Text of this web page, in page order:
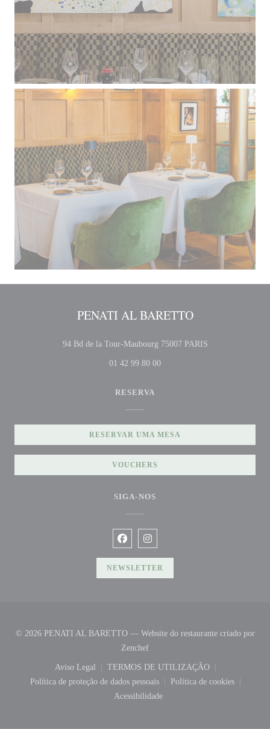
PENATI AL BARETTO
94 Bd de la Tour-Maubourg 75007 PARIS((abre numa nova
01 42 99 80 00
RESERVA
RESERVAR UMA MESA
VOUCHERS
SIGA-NOS
Facebook ((abre numa nova janela))
Instagram ((abre numa nova
NEWSLETTER
© 2026 PENATI AL BARETTO — Website do restaurante criado por
Zenchef((abre numa nova janela))
Aviso Legal
((abre numa nova janela))
TERMOS DE UTILIZAÇÃO
((abre numa nova janela))
Política de proteção de dados pessoais
((abre numa nova janela))
Política de cookies
((abre numa
Acessibilidade